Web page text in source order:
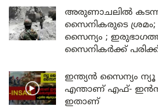
അരുണാചലിൽ
സൈനികരുടെ ശ്രമം;
സൈന്യം ;
സൈനികർക്ക്
ഇന്ത്യൻ സൈന്യം
എന്താണ് എഫ്-
ഇതാണ്